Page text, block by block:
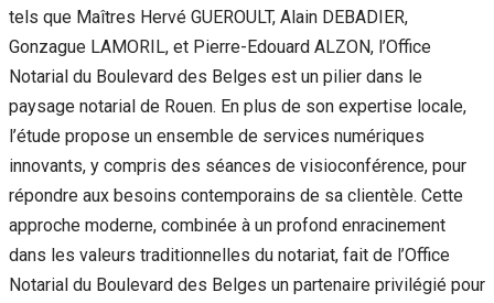
tels que Maîtres Hervé GUEROULT, Alain DEBADIER,
Gonzague LAMORIL, et Pierre-Edouard ALZON, l’Office
Notarial du Boulevard des Belges est un pilier dans le
paysage notarial de Rouen. En plus de son expertise locale,
l’étude propose un ensemble de services numériques
innovants, y compris des séances de visioconférence, pour
répondre aux besoins contemporains de sa clientèle. Cette
approche moderne, combinée à un profond enracinement
dans les valeurs traditionnelles du notariat, fait de l’Office
Notarial du Boulevard des Belges un partenaire privilégié pour